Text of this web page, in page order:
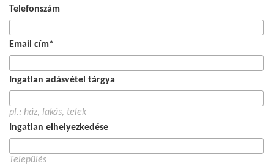
Telefonszám
Email cím*
Ingatlan adásvétel tárgya
pl.: ház, lakás, telek
Ingatlan elhelyezkedése
Település